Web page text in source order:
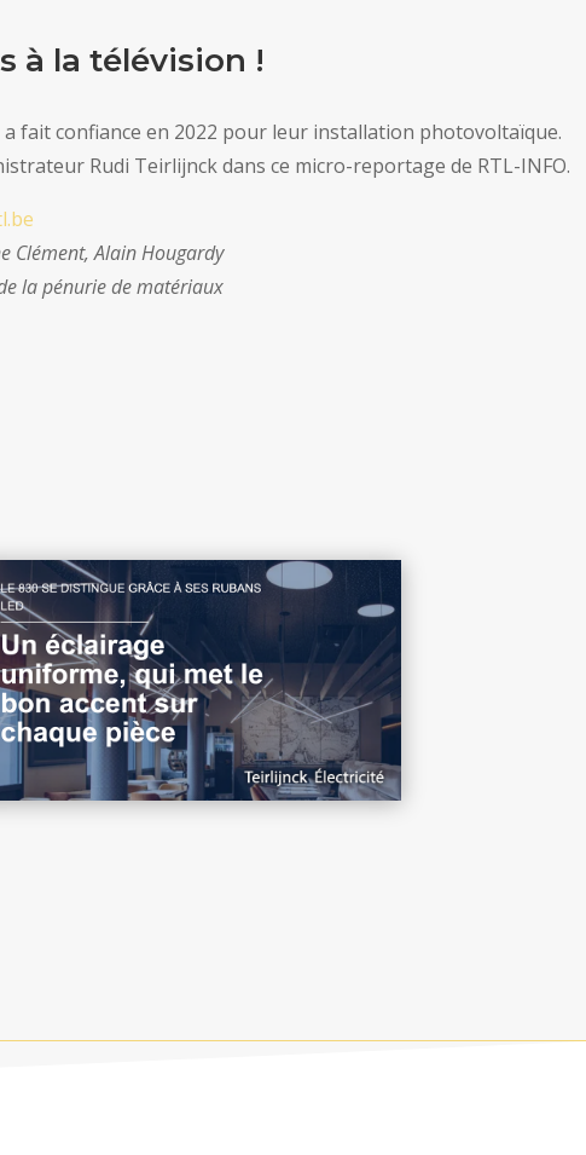
à la télévision !
fait confiance en 2022 pour leur installation photovoltaïque.
Rudi Teirlijnck dans ce micro-reportage de RTL-INFO.
Clément, Alain Hougardy
la pénurie de matériaux